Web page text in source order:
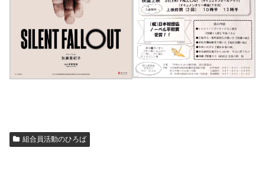
組合員活動のひろば